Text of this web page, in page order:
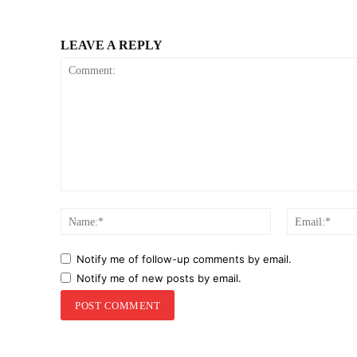
LEAVE A REPLY
Name:*
Notify me of follow-up comments by email.
Notify me of new posts by email.